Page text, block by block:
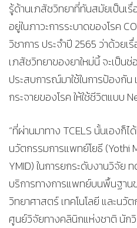
รู้ด้านเภสัชวิทยาที่ทันสมัยเป็นเ
อยู่ในภาวะการระบาดของโรค
วิชาการ ประจำปี 2565 ว่าด้วยเ
เภสัชวิทยาของยาใหม่นี้ จะเป็น
ประสบการณ์มาใช้ในการป้องกั
กระจายของโรค ให้ใช้ชีวิตแบบ
“ที่ผ่านมาทาง TCELS นั้นเองก็
นวัตกรรมการแพทย์โยธี (Yothi
YMID) ในการยกระดับงานวิจั
บริการทางการแพทย์บนพื้นฐาน
วิทยาศาสตร์ เทคโนโลยี และนวั
ศูนย์วิจัยทางคลินิกแห่งชาติ นัก